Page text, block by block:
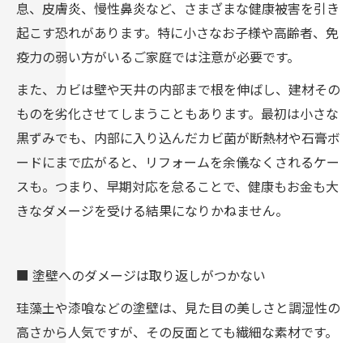
息、皮膚炎、慢性鼻炎など、さまざまな健康被害を引き
起こす恐れがあります。特に小さなお子様や高齢者、免
疫力の弱い方がいるご家庭では注意が必要です。
また、カビは壁や天井の内部まで根を伸ばし、建材その
ものを劣化させてしまうこともあります。最初は小さな
黒ずみでも、内部に入り込んだカビ菌が断熱材や石膏ボ
ードにまで広がると、リフォームを余儀なくされるケー
スも。つまり、早期対応を怠ることで、健康もお金も大
きなダメージを受ける結果になりかねません。
■ 塗壁へのダメージは取り返しがつかない
珪藻土や漆喰などの塗壁は、見た目の美しさと調湿性の
高さから人気ですが、その反面とても繊細な素材です。